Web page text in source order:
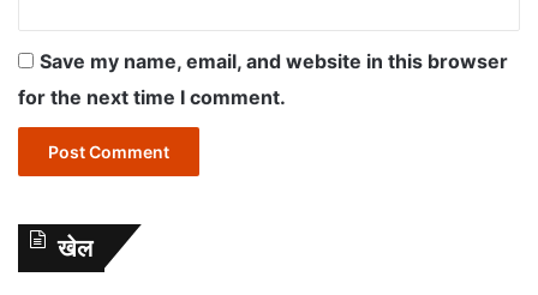
Save my name, email, and website in this browser
for the next time I comment.
खेल